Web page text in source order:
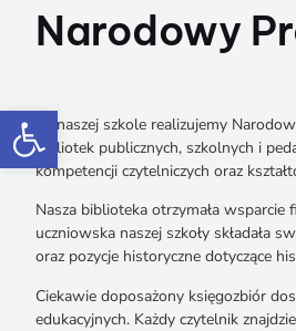
Otwórz pasek narzędzi
Narodowy
W naszej szkole realizujemy
bibliotek publicznych, szkolnych i
kompetencji czytelniczych oraz
Nasza biblioteka otrzymała
uczniowska naszej szkoły składała
oraz pozycje historyczne dotyczące
Ciekawie doposażony księgozbiór
edukacyjnych. Każdy czytelnik